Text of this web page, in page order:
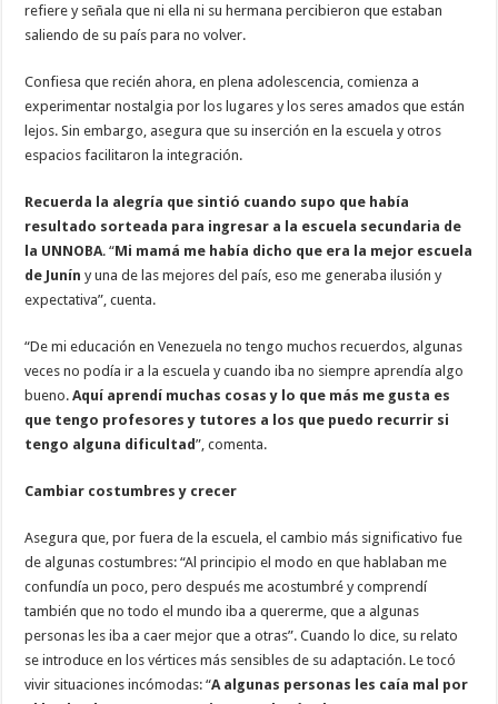
refiere y señala que ni ella ni su hermana percibieron que estaban
saliendo de su país para no volver.
Confiesa que recién ahora, en plena adolescencia, comienza a
experimentar nostalgia por los lugares y los seres amados que están
lejos. Sin embargo, asegura que su inserción en la escuela y otros
espacios facilitaron la integración.
Recuerda la alegría que sintió cuando supo que había
resultado sorteada para ingresar a la escuela secundaria de
la UNNOBA. “Mi mamá me había dicho que era la mejor escuela
de Junín y una de las mejores del país, eso me generaba ilusión y
expectativa”, cuenta.
“De mi educación en Venezuela no tengo muchos recuerdos, algunas
veces no podía ir a la escuela y cuando iba no siempre aprendía algo
bueno.Aquí aprendí muchas cosas y lo que más me gusta es
que tengo profesores y tutores a los que puedo recurrir si
tengo alguna dificultad”, comenta.
Cambiar costumbres y crecer
Asegura que, por fuera de la escuela, el cambio más significativo fue
de algunas costumbres: “Al principio el modo en que hablaban me
confundía un poco, pero después me acostumbré y comprendí
también que no todo el mundo iba a quererme, que a algunas
personas les iba a caer mejor que a otras”. Cuando lo dice, su relato
se introduce en los vértices más sensibles de su adaptación. Le tocó
vivir situaciones incómodas: “A algunas personas les caía mal por